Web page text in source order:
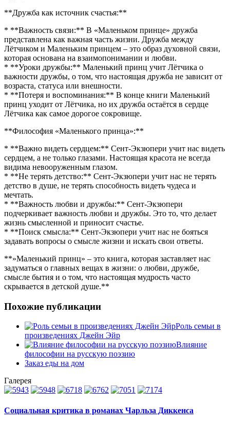
**Дружба как источник счастья:**
* **Важность связи:** В «Маленьком принце» дружба
представлена как важная часть жизни. Дружба между
Лётчиком и Маленьким принцем – это образ духовной связи,
которая основана на взаимопонимании и любви.
* **Уроки дружбы:** Маленький принц учит Лётчика о
важности дружбы, о том, что настоящая дружба не зависит от
возраста, статуса или внешности.
* **Потеря и воспоминания:** В конце книги Маленький
принц уходит от Лётчика, но их дружба остаётся в сердце
Лётчика как самое дорогое сокровище.
**Философия «Маленького принца»:**
* **Важно видеть сердцем:** Сент-Экзюпери учит нас видеть
сердцем, а не только глазами. Настоящая красота не всегда
видима невооруженным глазом.
* **Не терять детство:** Сент-Экзюпери учит нас не терять
детство в душе, не терять способность видеть чудеса и
мечтать.
* **Важность любви и дружбы:** Сент-Экзюпери
подчеркивает важность любви и дружбы. Это то, что делает
жизнь смысленной и приносит счастье.
* **Поиск смысла:** Сент-Экзюпери учит нас не бояться
задавать вопросы о смысле жизни и искать свои ответы.
**»Маленький принц» – это книга, которая заставляет нас
задуматься о главных вещах в жизни: о любви, дружбе,
смысле бытия и о том, что настоящая мудрость часто
скрывается в детской душе.**
Похожие публикации
Роль семьи в
произведениях Джейн Эйр
Влияние
философии на русскую поэзию
Заказ еды на дом
Галерея
Социальная критика в романах Чарльза Диккенса